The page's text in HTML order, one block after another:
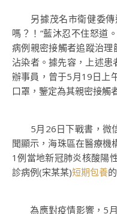
另據茂名市衛健委傳
嗎？！”藍沐忍不住怒道
病例親密接觸者追蹤治
沾染者。據先容，上述患
辦事員，曾于5月19日上
口罩，鑒定為其親密接觸
5月26日下戰書，微
聞顯示，海珠區在醫療機
1例當地新冠肺炎核酸陽
診病例(宋某某)短期包養
為應對疫情影響，5月